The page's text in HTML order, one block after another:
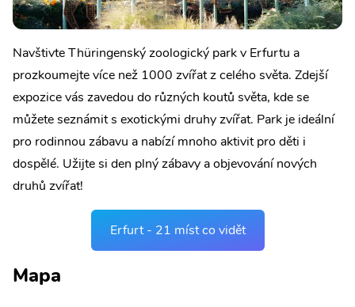
Navštivte Thüringenský zoologický park v Erfurtu a
prozkoumejte více než 1000 zvířat z celého světa. Zdejší
expozice vás zavedou do různých koutů světa, kde se
můžete seznámit s exotickými druhy zvířat. Park je ideální
pro rodinnou zábavu a nabízí mnoho aktivit pro děti i
dospělé. Užijte si den plný zábavy a objevování nových
druhů zvířat!
Erfurt - 21 míst co vidět
Mapa